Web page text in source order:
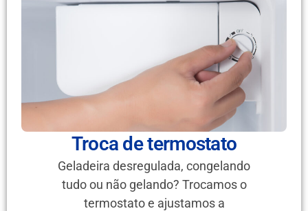
Troca de termostato
Geladeira desregulada, congelando
tudo ou não gelando? Trocamos o
termostato e ajustamos a